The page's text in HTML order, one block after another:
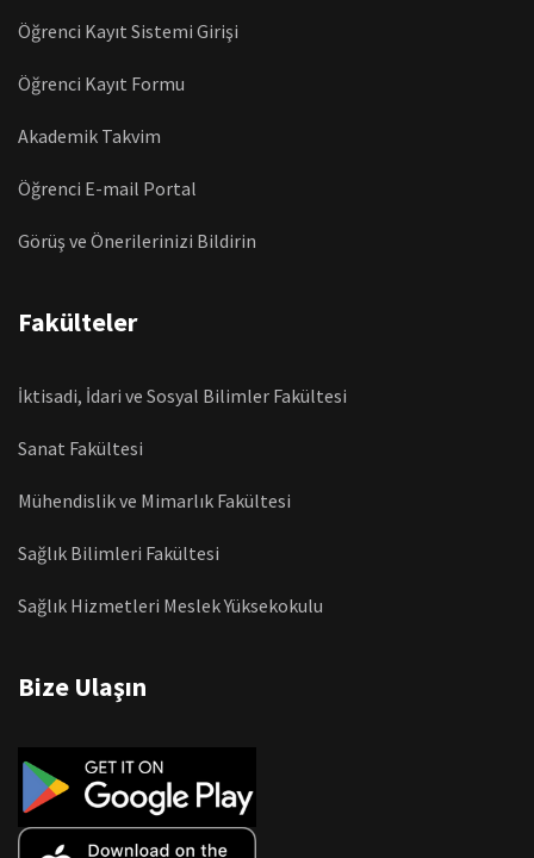
Öğrenci Kayıt Sistemi Girişi
Öğrenci Kayıt Formu
Akademik Takvim
Öğrenci E-mail Portal
Görüş ve Önerilerinizi Bildirin
Fakülteler
İktisadi, İdari ve Sosyal Bilimler Fakültesi
Sanat Fakültesi
Mühendislik ve Mimarlık Fakültesi
Sağlık Bilimleri Fakültesi
Sağlık Hizmetleri Meslek Yüksekokulu
Bize Ulaşın